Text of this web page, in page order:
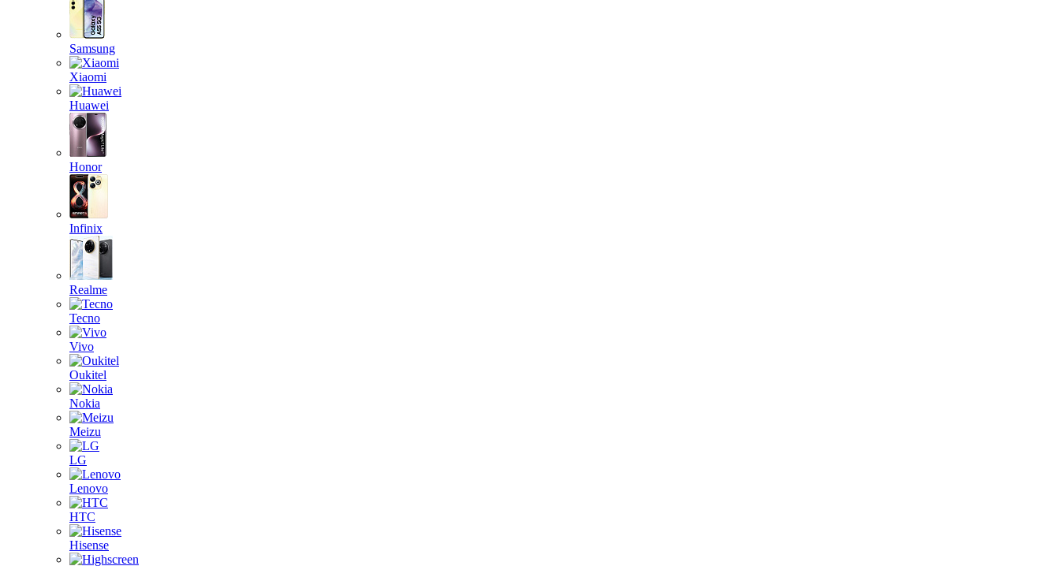
Samsung
Xiaomi
Huawei
Honor
Infinix
Realme
Tecno
Vivo
Oukitel
Nokia
Meizu
LG
Lenovo
HTC
Hisense